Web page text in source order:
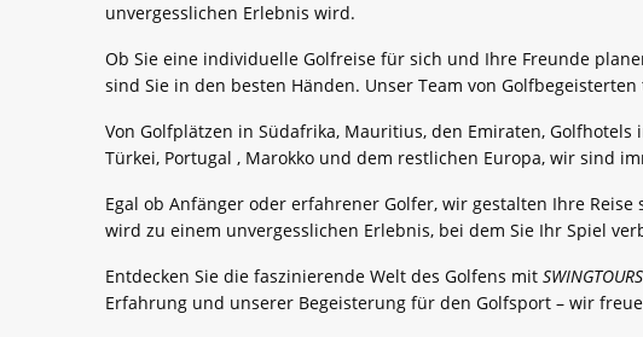
unvergesslichen Erlebnis wird.
Ob Sie eine individuelle Golfreise für sich und Ihre Freunde
sind Sie in den besten Händen. Unser Team von
Von Golfplätzen in Südafrika, Mauritius, den Emiraten,
Türkei, Portugal , Marokko und dem restlichen Europa, wir sind
Egal ob Anfänger oder erfahrener Golfer, wir gestalten Ihre
wird zu einem unvergesslichen Erlebnis, bei dem Sie Ihr Spiel
Entdecken Sie die faszinierende Welt des Golfens mit
Erfahrung und unserer Begeisterung für den Golfsport – wir